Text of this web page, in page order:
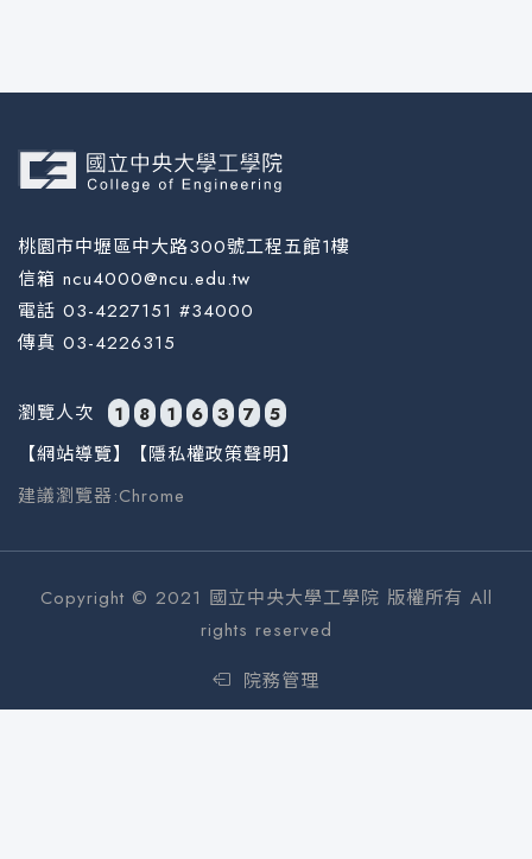
桃園市中壢區中大路300號工程五館1樓
信箱 ncu4000@ncu.edu.tw
電話 03-4227151 #34000
傳真 03-4226315
瀏覽人次 1 8 1 6 3 7
5
【網站導覽】
【隱私權政策聲明】
建議瀏覽器:Chrome
Copyright © 2021 國立中央大學工學院 版權所有 All
rights reserved
院務管理